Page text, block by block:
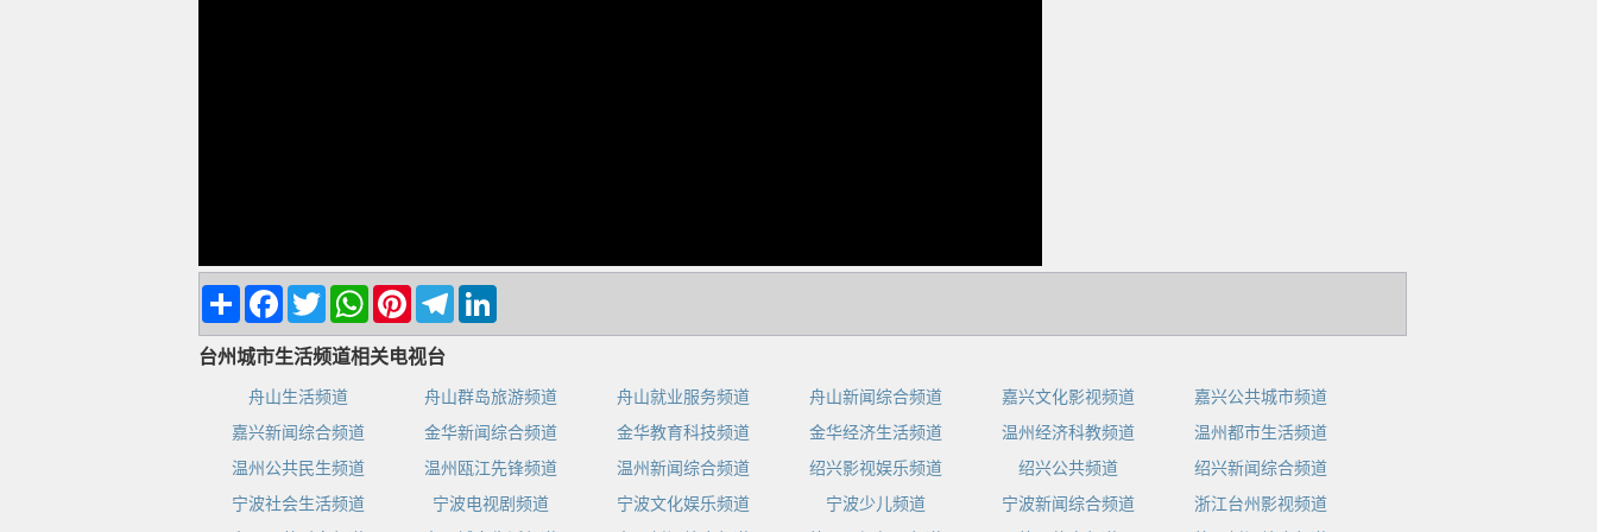
Share FacebookTwitter WhatsAppPinterest Telegram
台州城市生活频道相关电视台
舟山生活频道 舟山群岛旅游频道 舟山就业服务频道 舟山新闻综合频道 嘉兴文化影视频道
嘉兴公共城市频道
嘉兴新闻综合频道
金华新闻综合频道 金华教育科技频道 金华经济生活频道 温州经济科教频道
温州都市生活频道
温州公共民生频道
温州瓯江先锋频道 温州新闻综合频道 绍兴影视娱乐频道 绍兴公共频道
绍兴新闻综合频道
宁波社会生活频道
宁波电视剧频道 宁波文化娱乐频道 宁波少儿频道 宁波新闻综合频道
浙江台州影视频道